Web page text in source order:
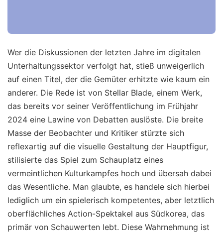
Wer die Diskussionen der letzten Jahre im digitalen
Unterhaltungssektor verfolgt hat, stieß unweigerlich
auf einen Titel, der die Gemüter erhitzte wie kaum ein
anderer. Die Rede ist von Stellar Blade, einem Werk,
das bereits vor seiner Veröffentlichung im Frühjahr
2024 eine Lawine von Debatten auslöste. Die breite
Masse der Beobachter und Kritiker stürzte sich
reflexartig auf die visuelle Gestaltung der Hauptfigur,
stilisierte das Spiel zum Schauplatz eines
vermeintlichen Kulturkampfes hoch und übersah dabei
das Wesentliche. Man glaubte, es handele sich hierbei
lediglich um ein spielerisch kompetentes, aber letztlich
oberflächliches Action-Spektakel aus Südkorea, das
primär von Schauwerten lebt. Diese Wahrnehmung ist